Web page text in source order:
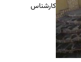
کارشناس